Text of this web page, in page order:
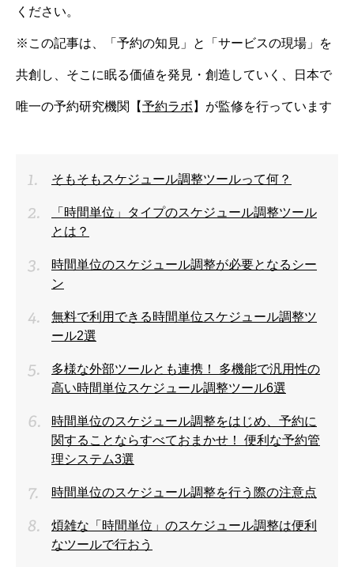
ください。
※この記事は、「予約の知見」と「サービスの現場」を
共創し、そこに眠る価値を発見・創造していく、日本で
唯一の予約研究機関【予約ラボ 】が監修を行っています
そもそもスケジュール調整ツールって何？
「時間単位」タイプのスケジュール調整ツール
とは？
時間単位のスケジュール調整が必要となるシー
ン
無料で利用できる時間単位スケジュール調整ツ
ール2選
多様な外部ツールとも連携！ 多機能で汎用性の
高い時間単位スケジュール調整ツール6選
時間単位のスケジュール調整をはじめ、予約に
関することならすべておまかせ！ 便利な予約管
理システム3選
時間単位のスケジュール調整を行う際の注意点
煩雑な「時間単位」のスケジュール調整は便利
なツールで行おう